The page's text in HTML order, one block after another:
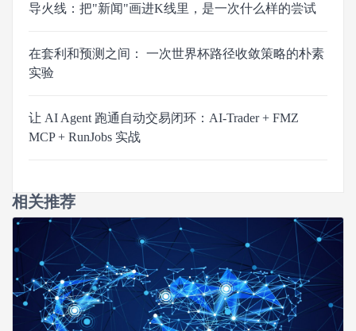
导火线：把"新闻"画进K线里，是一次什么样的尝试
在套利和预测之间： 一次世界杯路径收敛策略的朴素
实验
让 AI Agent 跑通自动交易闭环：AI-Trader + FMZ
MCP + RunJobs 实战
相关推荐